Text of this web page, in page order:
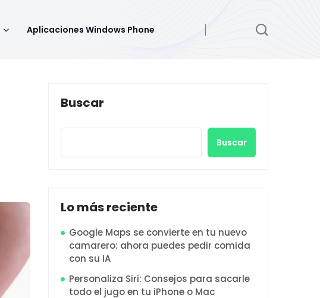
Aplicaciones Windows Phone
Buscar
Buscar
Lo más reciente
Google Maps se convierte en tu nuevo
camarero: ahora puedes pedir comida
con su IA
Personaliza Siri: Consejos para sacarle
todo el jugo en tu iPhone o Mac